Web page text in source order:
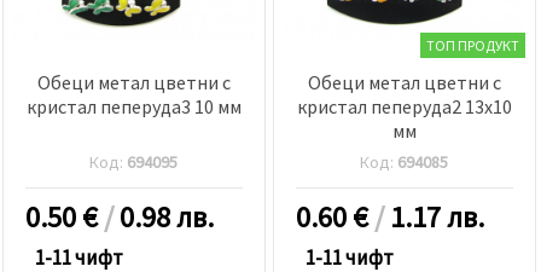
използваме
като
"Приеми
предпочитанията
си в
"Настройки",
като
Обеци метал цветни с
кристал пеперуда3 10 мм
Код: 694095
0.50€/0.98 лв.
1-11 чифт
ТОП ПРОДУКТ
Обеци метал цветни с
кристал пеперуда2 13x10
мм
Код: 694085
0.60€/1.17 лв.
1-11 чифт